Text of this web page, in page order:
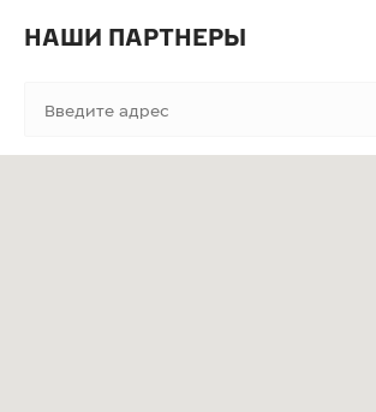
НАШИ ПАРТНЕРЫ